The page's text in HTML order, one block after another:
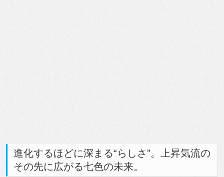
進化するほどに深まる“らしさ”。上昇気流の
その先に広がる七色の未来。